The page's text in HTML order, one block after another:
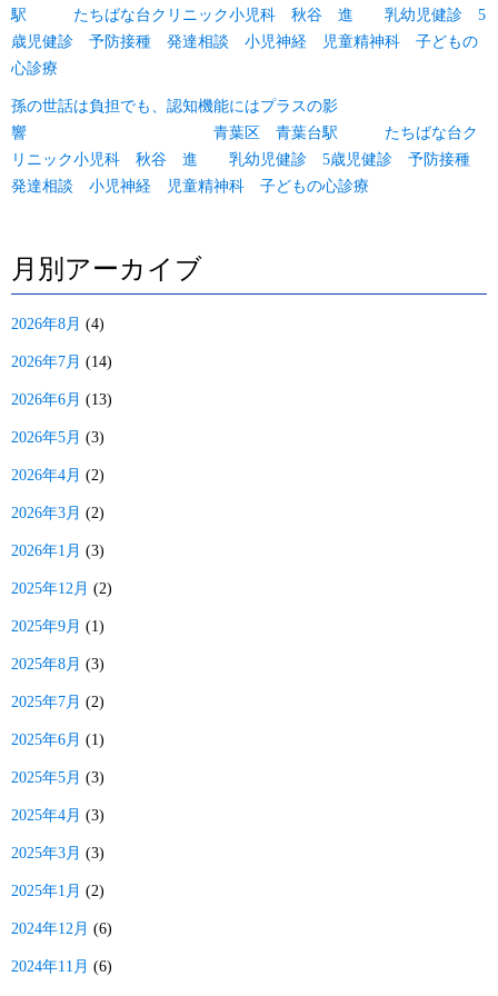
駅 たちばな台クリニック小児科 秋谷 進 乳幼児健診 5
歳児健診 予防接種 発達相談 小児神経 児童精神科 子どもの
心診療
孫の世話は負担でも、認知機能にはプラスの影
響 青葉区 青葉台駅 たちばな台ク
リニック小児科 秋谷 進 乳幼児健診 5歳児健診 予防接種
発達相談 小児神経 児童精神科 子どもの心診療
月別アーカイブ
2026年8月 (4)
2026年7月 (14)
2026年6月 (13)
2026年5月 (3)
2026年4月 (2)
2026年3月 (2)
2026年1月 (3)
2025年12月 (2)
2025年9月 (1)
2025年8月 (3)
2025年7月 (2)
2025年6月 (1)
2025年5月 (3)
2025年4月 (3)
2025年3月 (3)
2025年1月 (2)
2024年12月 (6)
2024年11月 (6)